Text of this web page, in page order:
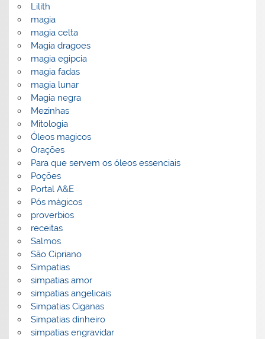
Lilith
magia
magia celta
Magia dragoes
magia egipcia
magia fadas
magia lunar
Magia negra
Mezinhas
Mitologia
Óleos magicos
Orações
Para que servem os óleos essenciais
Poções
Portal A&E
Pós mágicos
proverbios
receitas
Salmos
São Cipriano
Simpatias
simpatias amor
simpatias angelicais
Simpatias Ciganas
Simpatias dinheiro
simpatias engravidar